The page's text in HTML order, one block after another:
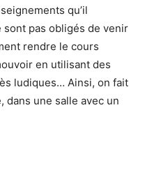
qu’il
sont pas obligés de venir
rendre le cours
en utilisant des
ludiques… Ainsi, on fait
dans une salle avec un